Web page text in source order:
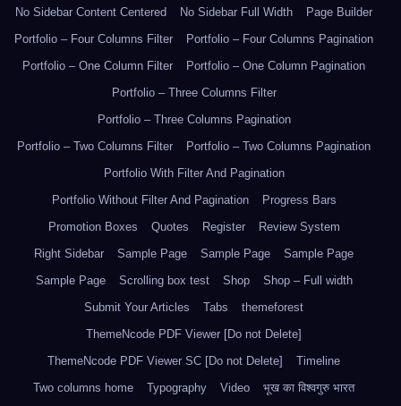
No Sidebar Content Centered
No Sidebar Full Width
Page Builder
Portfolio – Four Columns Filter
Portfolio – Four Columns Pagination
Portfolio – One Column Filter
Portfolio – One Column Pagination
Portfolio – Three Columns Filter
Portfolio – Three Columns Pagination
Portfolio – Two Columns Filter
Portfolio – Two Columns Pagination
Portfolio With Filter And Pagination
Portfolio Without Filter And Pagination
Progress Bars
Promotion Boxes
Quotes Register
Review System
Right Sidebar
Sample Page Sample Page
Sample Page
Sample Page
Scrolling box test Shop
Shop – Full width
Submit Your Articles
Tabs
themeforest
ThemeNcode PDF Viewer [Do not Delete]
ThemeNcode PDF Viewer SC [Do not Delete]
Timeline
Two columns home
Typography Video भूख का विश्वगुरु भारत